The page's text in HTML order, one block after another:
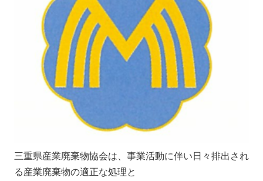
三重県産業廃棄物協会は、事業活動に伴い日々排出され
る産業廃棄物の適正な処理と